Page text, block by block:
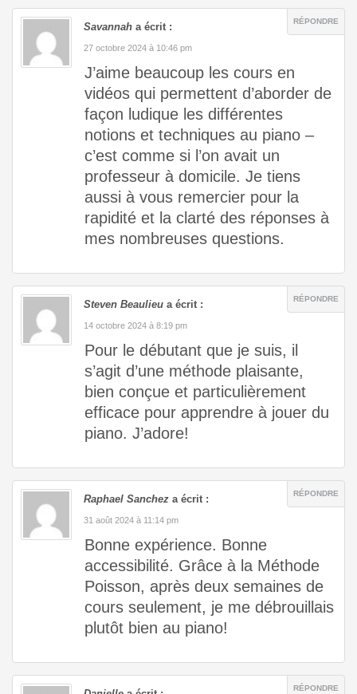
Savannah a écrit : RÉPONDRE
27 octobre 2024 à 10:46 pm
J’aime beaucoup les cours en
vidéos qui permettent d’aborder de
façon ludique les différentes
notions et techniques au piano –
c’est comme si l’on avait un
professeur à domicile. Je tiens
aussi à vous remercier pour la
rapidité et la clarté des réponses à
mes nombreuses questions.
Steven Beaulieu a écrit : RÉPONDRE
14 octobre 2024 à 8:19 pm
Pour le débutant que je suis, il
s’agit d’une méthode plaisante,
bien conçue et particulièrement
efficace pour apprendre à jouer du
piano. J’adore!
Raphael Sanchez a écrit : RÉPONDRE
31 août 2024 à 11:14 pm
Bonne expérience. Bonne
accessibilité. Grâce à la Méthode
Poisson, après deux semaines de
cours seulement, je me débrouillais
plutôt bien au piano!
RÉPONDRE